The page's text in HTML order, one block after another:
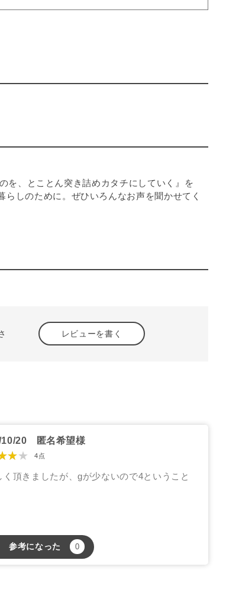
を、とことん突き詰めカタチにしていく』を
しのために。ぜひいろんなお声を聞かせてく
レビューを書く
20 匿名希望様
4点
く頂きましたが、gが少ないので4ということ
参考になった 0